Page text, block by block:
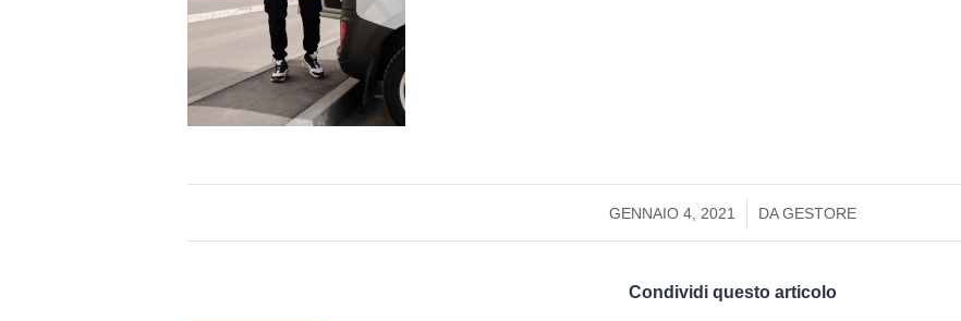
GENNAIO 4, 2021
/ DAGESTORE
Condividi questo articolo